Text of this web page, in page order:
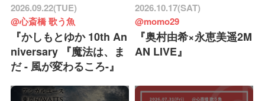
2026.09.22(TUE)
@心斎橋 歌う魚
『かしもとゆか 10th An
niversary 『魔法は、ま
だ - 風が変わるころ-』
2026.10.17(SAT)
@momo29
『奥村由希×永恵美遥2M
AN LIVE』